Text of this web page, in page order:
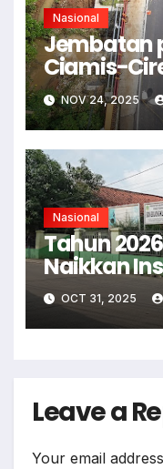
Nasional
Jembatan
Ciamis-
NOV 24, 2025
Nasional
Tahun
Naikkan
OCT 31, 2025
Leave a
Your email